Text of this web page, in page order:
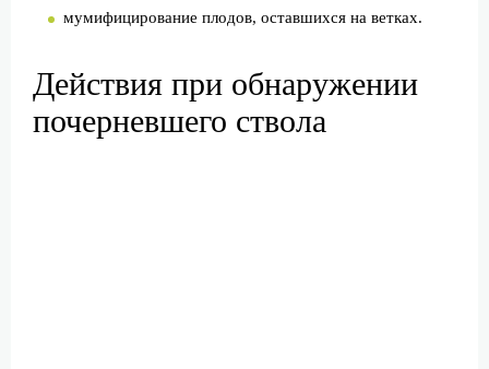
мумифицирование плодов, оставшихся на ветках.
Действия при обнаружении
почерневшего ствола